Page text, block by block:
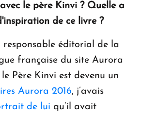
le père Kinvi ? Quelle a
de ce livre ?
responsable éditorial de la
française du site Aurora
le Père Kinvi est devenu un
Aurora 2016, j’avais
de lui qu’il avait